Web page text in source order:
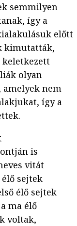
semmilyen
így a
előtt
kimutatták,
keletkezett
olyan
amelyek nem
így a
is
vitát
sejtek
élő sejtek
ma élő
voltak,